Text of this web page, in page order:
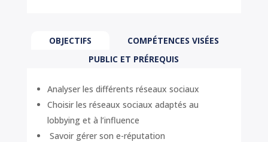
OBJECTIFS
COMPÉTENCES VISÉES
PUBLIC ET PRÉREQUIS
Analyser les différents réseaux sociaux
Choisir les réseaux sociaux adaptés au
lobbying et à l’influence
Savoir gérer son e-réputation